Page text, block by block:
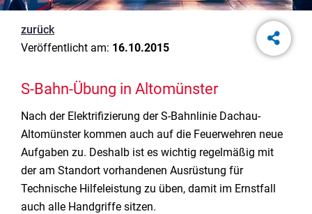
zurück
Veröffentlicht am: 16.10.2015
S-Bahn-Übung in Altomünster
Nach der Elektrifizierung der S-Bahnlinie Dachau-
Altomünster kommen auch auf die Feuerwehren neue
Aufgaben zu. Deshalb ist es wichtig regelmäßig mit
der am Standort vorhandenen Ausrüstung für
Technische Hilfeleistung zu üben, damit im Ernstfall
auch alle Handgriffe sitzen.